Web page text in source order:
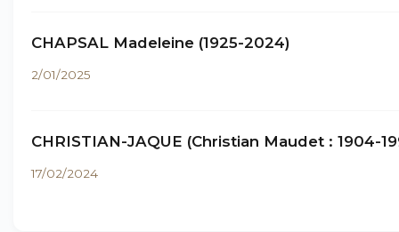
CHAPSAL Madeleine (1925-2024)
2/01/2025
CHRISTIAN-JAQUE (Christian Maudet : 1904-
17/02/2024